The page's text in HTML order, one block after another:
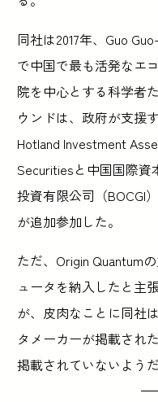
同社は2017年、Guo
で中国で最も活発なエ
院を中心とする科学者
ウンドは、政府が支援
Hotland Investment
Securitiesと中国国際資
投資有限公司（BOCGI
が追加参加した。
ただ、Origin Quantum
ュータを納入したと主
が、皮肉なことに同社
タメーカーが掲載され
掲載されていないようだ